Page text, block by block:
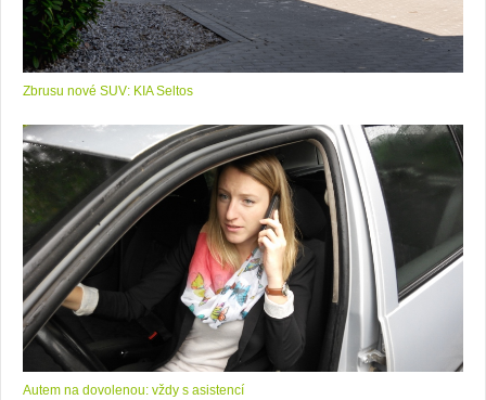
Zbrusu nové SUV: KIA Seltos
Autem na dovolenou: vždy s asistencí